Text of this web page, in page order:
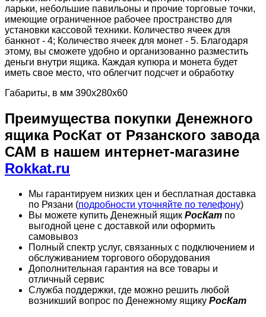
ларьки, небольшие павильоны и прочие торговые точки,
имеющие ограниченное рабочее пространство для
установки кассовой техники. Количество ячеек для
банкнот - 4; Количество ячеек для монет - 5. Благодаря
этому, вы сможете удобно и организованно разместить
деньги внутри ящика. Каждая купюра и монета будет
иметь свое место, что облегчит подсчет и обработку
Габариты, в мм 390х280х60
Преимущества покупки Денежного
ящика РосКат от Рязанского завода
САМ в нашем интернет-магазине
Rokkat.ru
Мы гарантируем низких цен и бесплатная доставка
по Рязани (подробности уточняйте по телефону)
Вы можете купить Денежный ящик РосКат по
выгодной цене с доставкой или оформить
самовывоз
Полный спектр услуг, связанных с подключением и
обслуживанием торгового оборудования
Дополнительная гарантия на все товары и
отличный сервис
Служба поддержки, где можно решить любой
возникший вопрос по Денежному ящику РосКат